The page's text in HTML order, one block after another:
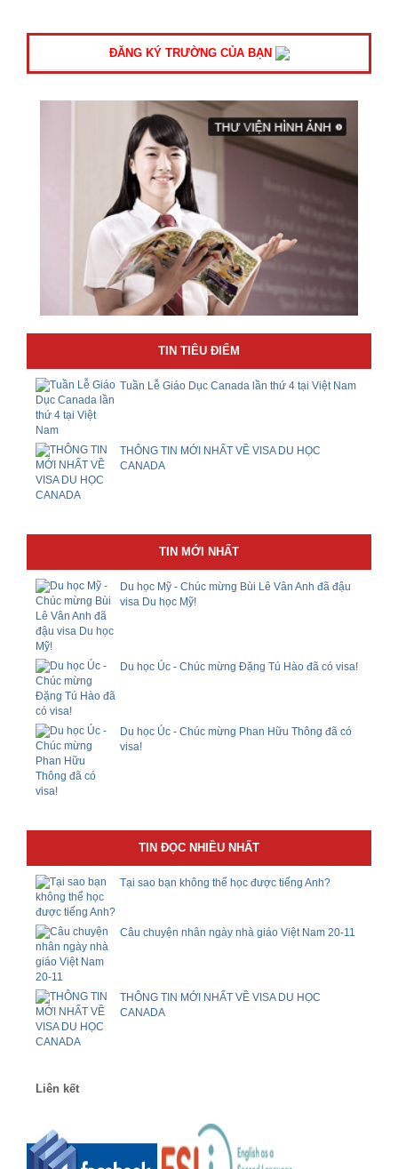
ĐĂNG KÝ TRƯỜNG CỦA BẠN
TIN TIÊU ĐIỂM
Tuần Lễ Giáo Dục Canada lần thứ 4 tại Việt Nam
THÔNG TIN MỚI NHẤT VỀ VISA DU HỌC
CANADA
TIN MỚI NHẤT
Du học Mỹ - Chúc mừng Bùi Lê Vân Anh đã đậu
visa Du học Mỹ!
Du học Úc - Chúc mừng Đặng Tú Hào đã có visa!
Du học Úc - Chúc mừng Phan Hữu Thông đã có
visa!
TIN ĐỌC NHIỀU NHẤT
Tại sao bạn không thể học được tiếng Anh?
Câu chuyện nhân ngày nhà giáo Việt Nam 20-11
THÔNG TIN MỚI NHẤT VỀ VISA DU HỌC
CANADA
Liên kết